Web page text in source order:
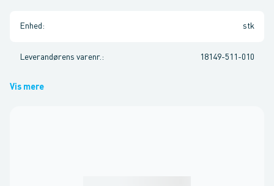
Enhed : stk
Leverandørens varenr. : 18149-511-010
Vis mere